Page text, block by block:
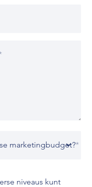
marketingbudget?*
niveaus kunt